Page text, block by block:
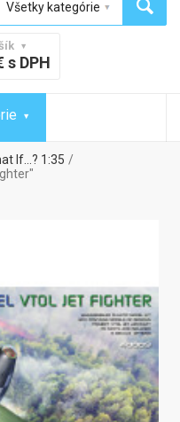
s DPH
If...? 1:35